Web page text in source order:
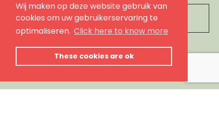
Wij maken op deze website gebruik van
cookies om uw gebruikerservaring te
optimaliseren. Click here to know more
These cookies are ok
Leave
this
field
blanksubscribe